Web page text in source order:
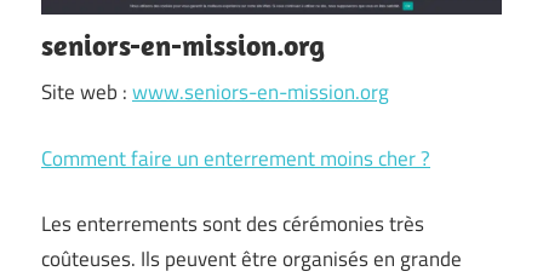
seniors-en-mission.org
Site web :www.seniors-en-mission.org
Comment faire un enterrement moins cher ?
Les enterrements sont des cérémonies très
coûteuses. Ils peuvent être organisés en grande